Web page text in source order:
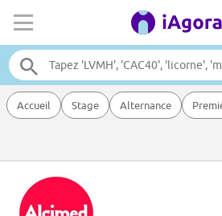
Accueil Stage Alternance